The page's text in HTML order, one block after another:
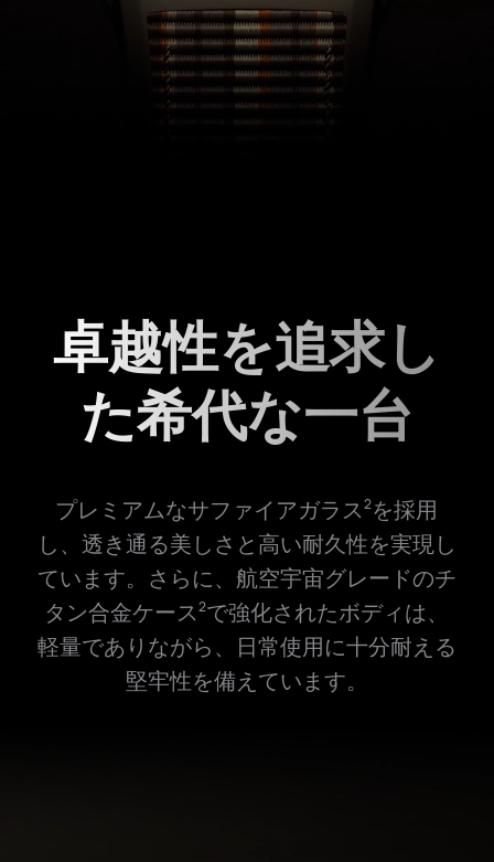
卓越性を追求し
た希代な一台
プレミアムなサファイアガラス2を採用
し、透き通る美しさと高い耐久性を実現し
ています。さらに、航空宇宙グレードのチ
タン合金ケース2で強化されたボディは、
軽量でありながら、日常使用に十分耐える
堅牢性を備えています。